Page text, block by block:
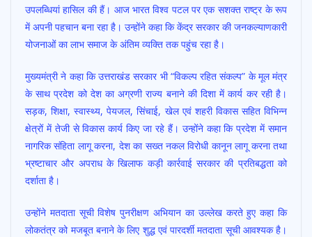
उपलब्धियां हासिल की हैं। आज भारत विश्व पटल पर एक सशक्त राष्ट्र के रूप
में अपनी पहचान बना रहा है। उन्होंने कहा कि केंद्र सरकार की जनकल्याणकारी
योजनाओं का लाभ समाज के अंतिम व्यक्ति तक पहुंच रहा है।
मुख्यमंत्री ने कहा कि उत्तराखंड सरकार भी “विकल्प रहित संकल्प” के मूल मंत्र
के साथ प्रदेश को देश का अग्रणी राज्य बनाने की दिशा में कार्य कर रही है।
सड़क, शिक्षा, स्वास्थ्य, पेयजल, सिंचाई, खेल एवं शहरी विकास सहित विभिन्न
क्षेत्रों में तेजी से विकास कार्य किए जा रहे हैं। उन्होंने कहा कि प्रदेश में समान
नागरिक संहिता लागू करना, देश का सख्त नकल विरोधी कानून लागू करना तथा
भ्रष्टाचार और अपराध के खिलाफ कड़ी कार्रवाई सरकार की प्रतिबद्धता को
दर्शाता है।
उन्होंने मतदाता सूची विशेष पुनरीक्षण अभियान का उल्लेख करते हुए कहा कि
लोकतंत्र को मजबूत बनाने के लिए शुद्ध एवं पारदर्शी मतदाता सूची आवश्यक है।